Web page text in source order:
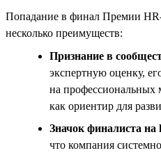
Попадание в финал Премии
несколько преимуществ:
Признание в
экспертную оценку,
на профессиональных
как ориентир для
Значок финалиста на
что компания